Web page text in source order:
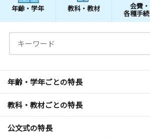
年齢・学年 教科・教材 会費・
各種手
年齢・学年ごとの特長
教科・教材ごとの特長
公文式の特長